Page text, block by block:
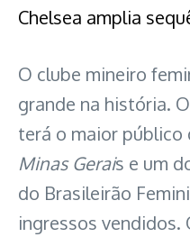
Chelsea amplia
O clube mineiro
grande na história. O
terá o maior
Minas Gerais e um
do Brasileirão
ingressos